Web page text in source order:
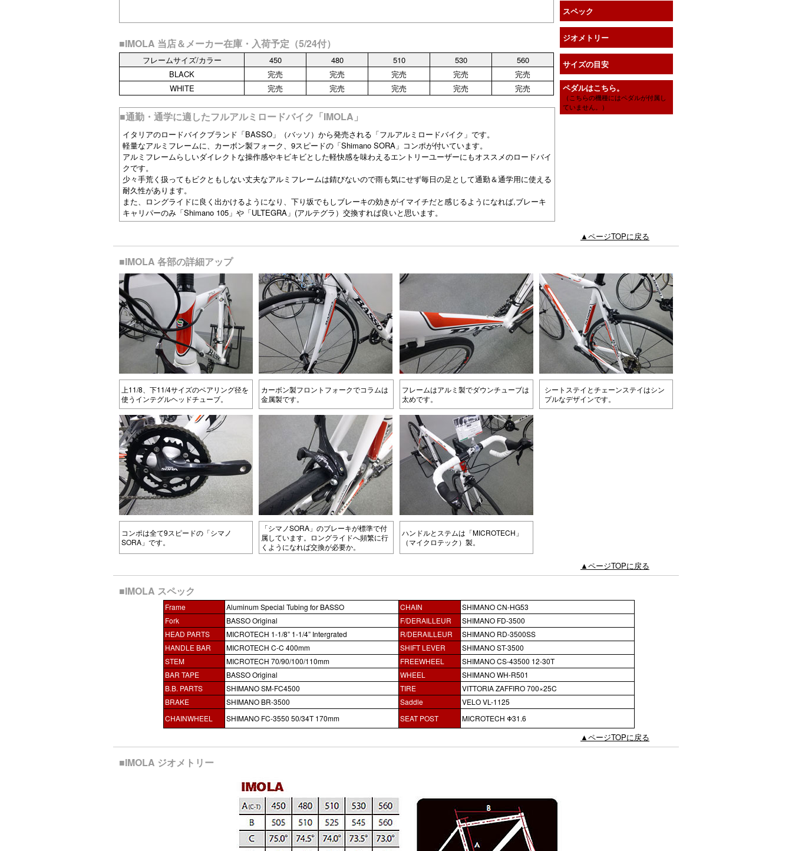
■IMOLA 当店＆メーカー在庫・入荷予定（5/24付）
フレームサイズ/カラー 450 480 510 530
560
BLACK
完売 完売 完売 完売
完売
WHITE
完売 完売 完売 完売 完売
■通勤・通学に適したフルアルミロードバイク「IMOLA」
イタリアのロードバイクブランド「BASSO」（バッソ）から発売される「フルアルミロードバイク」です。
軽量なアルミフレームに、カーボン製フォーク、9スピードの「Shimano SORA」コンポが付いています。
アルミフレームらしいダイレクトな操作感やキビキビとした軽快感を味わえるエントリーユーザーにもオススメのロードバイ
クです。
少々手荒く扱ってもビクともしない丈夫なアルミフレームは錆びないので雨も気にせず毎日の足として通勤＆通学用に使える
耐久性があります。
また、ロングライドに良く出かけるようになり、下り坂でもしブレーキの効きがイマイチだと感じるようになれば,ブレーキ
キャリパーのみ「Shimano 105」や「ULTEGRA」(アルテグラ）交換すれば良いと思います。
スペック
ジオメトリー
サイズの目安
ペダルはこちら。
（こちらの機種にはペダルが付属し
ていません。）
▲ページTOPに戻る
■IMOLA 各部の詳細アップ
上11/8、下11/4サイズのベアリング径を
使うインテグルヘッドチューブ。
カーボン製フロントフォークでコラムは
金属製です。
フレームはアルミ製でダウンチューブは
太めです。
シートステイとチェーンステイはシン
プルなデザインです。
コンポは全て9スピードの「シマノ
SORA」です。
「シマノSORA」のブレーキが標準で付
属しています。ロングライドへ頻繁に行
くようになれば交換が必要か。
ハンドルとステムは「MICROTECH」
（マイクロテック）製。
▲ページTOPに戻る
■IMOLA スペック
Frame Aluminum Special Tubing for BASSO CHAIN
SHIMANO CN-HG53
Fork
BASSO Original F/DERAILLEUR
SHIMANO FD-3500
HEAD PARTS
MICROTECH 1-1/8” 1-1/4” Intergrated R/DERAILLEUR
SHIMANO RD-3500SS
HANDLE BAR
MICROTECH C-C 400mm SHIFT LEVER
SHIMANO ST-3500
STEM
MICROTECH 70/90/100/110mm FREEWHEEL
SHIMANO CS-43500 12-30T
BAR TAPE
BASSO Original WHEEL
SHIMANO WH-R501
B.B. PARTS
SHIMANO SM-FC4500 TIRE
VITTORIA ZAFFIRO 700×25C
BRAKE
SHIMANO BR-3500 Saddle
VELO VL-1125
CHAINWHEEL
SHIMANO FC-3550 50/34T 170mm SEAT POST MICROTECH Φ31.6
▲ページTOPに戻る
■IMOLA ジオメトリー